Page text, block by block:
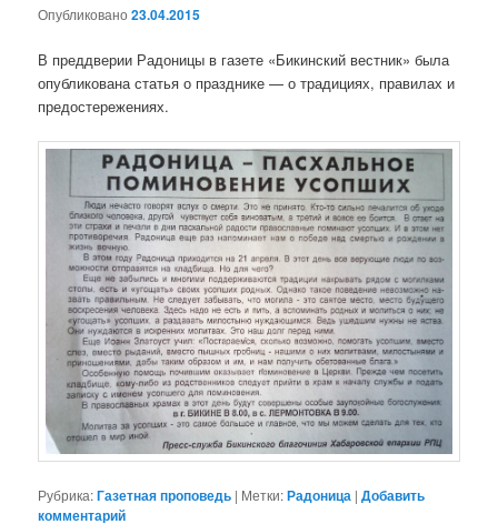
Опубликовано23.04.2015
В преддверии Радоницы в газете «Бикинский вестник» была
опубликована статья о празднике — о традициях, правилах и
предостережениях.
Рубрика:Газетная проповедь | Метки:Радоница |Добавить
комментарий